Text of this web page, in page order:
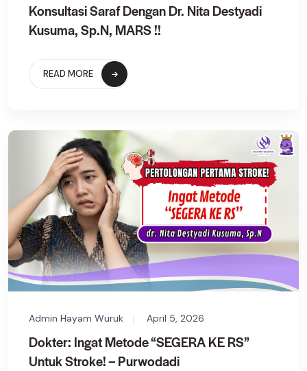
Konsultasi Saraf Dengan Dr. Nita Destyadi
Kusuma, Sp.N, MARS !!
READ MORE
Admin Hayam Wuruk April 5, 2026
Dokter: Ingat Metode “SEGERA KE RS”
Untuk Stroke! – Purwodadi